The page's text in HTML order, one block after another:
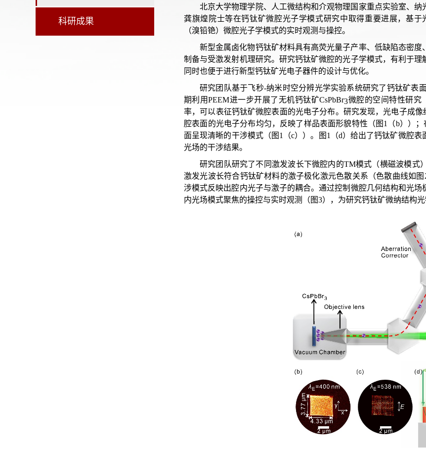
科研成果
北京大学物理学院、人工微结构和介观物理国家重点实验室、
龚旗煌院士等在钙钛矿微腔光子学模式研究中取得重要进展，基于
（溴铅铯）微腔光子学模式的实时观测与操控。
新型金属卤化物钙钛矿材料具有高荧光量子产率、低缺陷态密
制备与受激发射机理研究。研究钙钛矿微腔的光子学模式，有利于
同时也便于进行新型钙钛矿光电子器件的设计与优化。
研究团队基于飞秒-纳米时空分辨光学实验系统研究了钙钛矿表
期利用PEEM进一步开展了无机钙钛矿CsPbBr3微腔的空间特性研究
率，可以表征钙钛矿微腔表面的光电子分布。研究发现，光电子成像
腔表面的光电子分布均匀，反映了样品表面形貌特性（图1（b））
面呈现清晰的干涉模式（图1（c））。图1（d）给出了钙钛矿微腔
光场的干涉结果。
研究团队研究了不同激发波长下微腔内的TM模式（横磁波模式
激发光波长符合钙钛矿材料的激子极化激元色散关系（色散曲线如
涉模式反映出腔内光子与激子的耦合。通过控制微腔几何结构和光
内光场模式聚焦的操控与实时观测（图3），为研究钙钛矿微纳结构